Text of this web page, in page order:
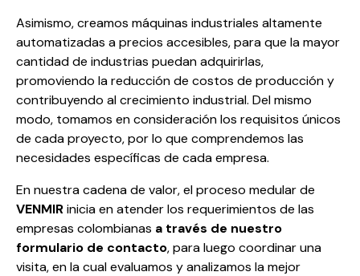
Asimismo, creamos máquinas industriales altamente
automatizadas a precios accesibles, para que la mayor
cantidad de industrias puedan adquirirlas,
promoviendo la reducción de costos de producción y
contribuyendo al crecimiento industrial. Del mismo
modo, tomamos en consideración los requisitos únicos
de cada proyecto, por lo que comprendemos las
necesidades específicas de cada empresa.
En nuestra cadena de valor, el proceso medular de
VENMIRinicia en atender los requerimientos de las
empresas colombianas a través de nuestro
formulario de contacto, para luego coordinar una
visita, en la cual evaluamos y analizamos la mejor